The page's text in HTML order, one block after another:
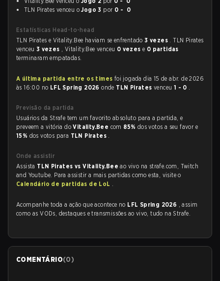
TLN Pirates venceu oJogo 3 por 0 - 0
Estatísticas Head-to-head
TLN Pirates e Vitality.Bee haviam se enfrentado3 vezes . TLN Pirates
venceu 3 vezes , Vitality.Bee venceu 0 vezese 0 partidas
terminaram empatadas.
A última partida entre os times foi jogada dia 15 de abr. de 2026
às 16:00 no LFL Spring 2026onde TLN Piratesvenceu 1 - 0 .
Previsão da partida
Usuários da Strafe tem um favorito absoluto para a partida, e
preveem a vitória doVitality.Bee com 85% dos votos a seu favor e
15% dos votos para TLN Pirates .
Onde assistir
Assista TLN Pirates vs Vitality.Beeao vivo na strafe.com, Twitch
and Youtube. Para assistir a mais partidas como esta, visite o
Calendário de partidas de LoL .
Acompanhe toda a ação que acontece no LFL Spring 2026 , assim
como as VODs, destaques e transmissões ao vivo, tudo na Strafe.
COMENTÁRIO(0)